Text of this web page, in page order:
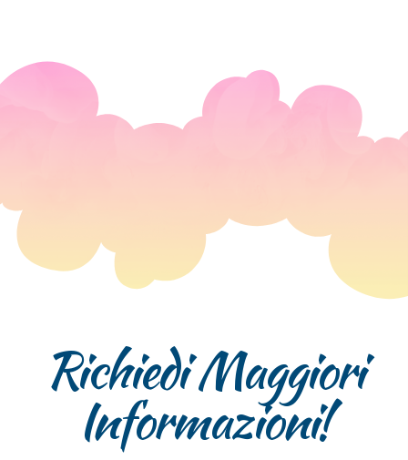
Richiedi Maggiori
Informazioni!